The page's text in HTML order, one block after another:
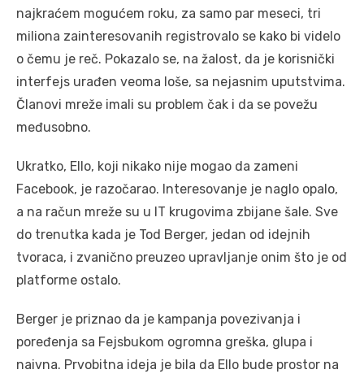
najkraćem mogućem roku, za samo par meseci, tri
miliona zainteresovanih registrovalo se kako bi videlo
o čemu je reč. Pokazalo se, na žalost, da je korisnički
interfejs urađen veoma loše, sa nejasnim uputstvima.
Članovi mreže imali su problem čak i da se povežu
međusobno.
Ukratko, Ello, koji nikako nije mogao da zameni
Facebook, je razočarao. Interesovanje je naglo opalo,
a na račun mreže su u IT krugovima zbijane šale. Sve
do trenutka kada je Tod Berger, jedan od idejnih
tvoraca, i zvanično preuzeo upravljanje onim što je od
platforme ostalo.
Berger je priznao da je kampanja povezivanja i
poređenja sa Fejsbukom ogromna greška, glupa i
naivna. Prvobitna ideja je bila da Ello bude prostor na